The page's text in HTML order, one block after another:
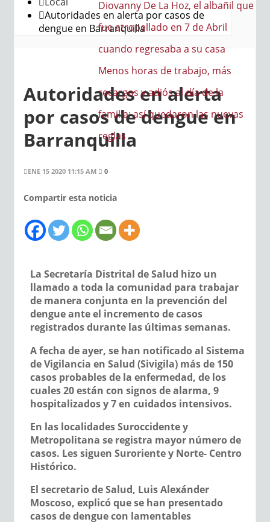
Hoz, el albañil que
en 7 de Abril
al día de la
las nuevas
Autoridades en alerta por casos de
dengue en Barranquilla
Autoridades en alerta
por casos de dengue en
Barranquilla
ENE 15 2020 11:15 AM 0
Compartir esta noticia
La Secretaría Distrital de Salud hizo un
llamado a toda la comunidad para trabajar
de manera conjunta en la prevención del
dengue ante el incremento de casos
registrados durante las últimas semanas.
A fecha de ayer, se han notificado al Sistema
de Vigilancia en Salud (Sivigila) más de 150
casos probables de la enfermedad, de los
cuales 20 están con signos de alarma, 9
hospitalizados y 7 en cuidados intensivos.
En las localidades Suroccidente y
Metropolitana se registra mayor número de
casos. Les siguen Suroriente y Norte- Centro
Histórico.
El secretario de Salud, Luis Alexánder
Moscoso, explicó que se han presentado
casos de dengue con lamentables